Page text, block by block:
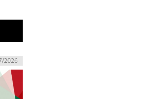
2026